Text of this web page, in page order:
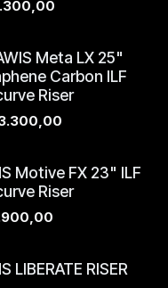
Meta LX 25"
Carbon ILF
Riser
Motive FX 23" ILF
Riser
LIBERATE RISER